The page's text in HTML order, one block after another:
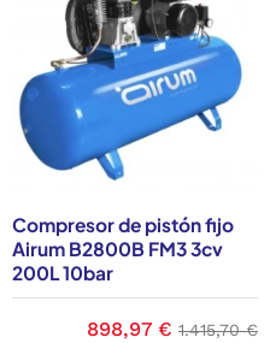
Compresor de pistón fijo
Airum B2800B FM3 3cv
200L 10bar
Precio
898,97 € Precio base
1.415,70 €